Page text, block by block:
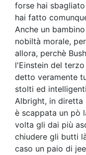
forse hai
hai fatto
Anche un
nobiltà morale,
allora, perchè
l'Einstein del
detto veramente
stolti ed
Albright, in diretta
è scappata un pò
volta gli dai più
chiudere gli butti
caso un paio di